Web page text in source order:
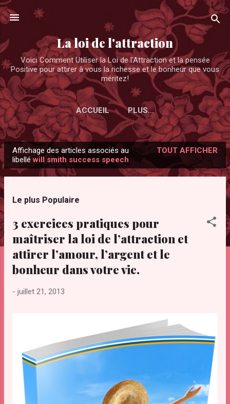
Accéder au contenu principal
La loi de l'attraction
Voici Comment Utiliser la Loi de l'Attraction et la pensée
Positive pour attirer à vous la richesse et le bonheur que vous
méritez!
ACCUEIL PLUS…
r
Affichage des articles associés au
libelléwill smith success speech
TOUT AFFICHER
Le plus Populaire
3 exercices pratiques pour
maîtriser la loi de l’attraction et
attirer l’amour, l’argent et le
bonheur dans votre vie.
- juillet 21, 2013